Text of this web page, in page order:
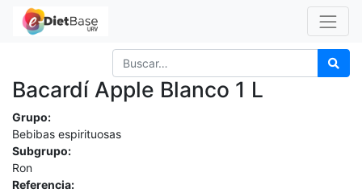
Bacardí Apple Blanco 1 L
Grupo:
Bebibas espirituosas
Subgrupo:
Ron
Referencia: